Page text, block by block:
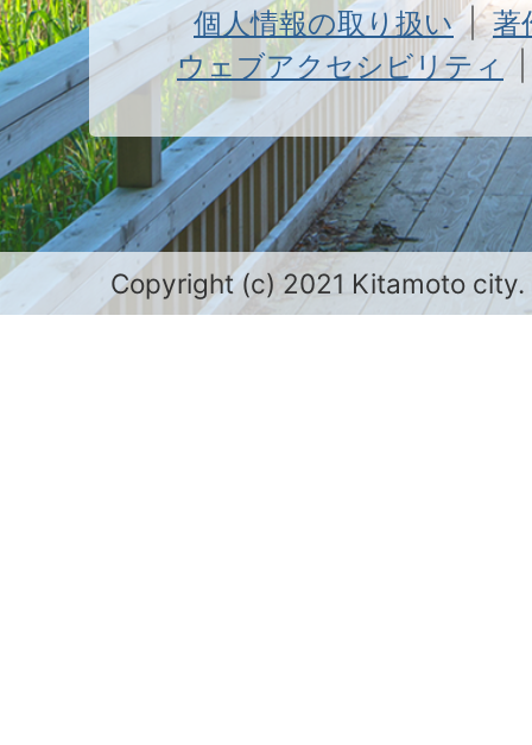
個人情報の取り扱い
著
ウェブアクセシビリティ
Copyright (c) 2021 Kitamoto city.